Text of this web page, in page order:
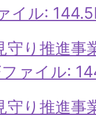
イル:
守り推進事
ァイル:
守り推進事